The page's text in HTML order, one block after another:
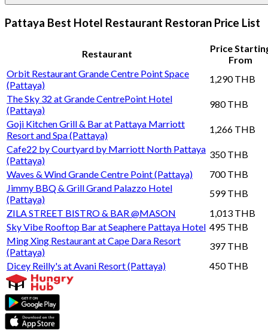
Pattaya Best Hotel Restaurant Restoran Price List
Restaurant
Price
From
Orbit Restaurant Grande Centre Point Space
(Pattaya)
1,290 THB
The Sky 32 at Grande CentrePoint Hotel
(Pattaya)
980 THB
Goji Kitchen Grill & Bar at Pattaya Marriott
Resort and Spa (Pattaya)
1,266 THB
Cafe22 by Courtyard by Marriott North Pattaya
(Pattaya)
350 THB
Waves & Wind Grande Centre Point (Pattaya)
700 THB
Jimmy BBQ & Grill Grand Palazzo Hotel
(Pattaya)
599 THB
ZILA STREET BISTRO & BAR @MASON
1,013 THB
Sky Vibe Rooftop Bar at Seaphere Pattaya Hotel 495 THB
Ming Xing Restaurant at Cape Dara Resort
(Pattaya)
397 THB
Dicey Reilly's at Avani Resort (Pattaya)
450 THB